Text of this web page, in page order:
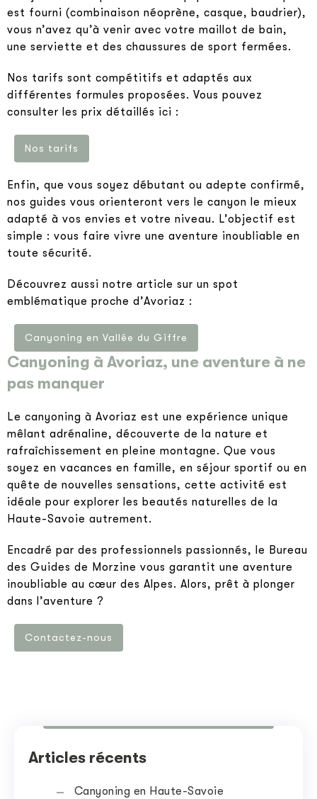
est fourni (combinaison néoprène, casque, baudrier),
vous n’avez qu’à venir avec votre maillot de bain,
une serviette et des chaussures de sport fermées.
Nos tarifs sont compétitifs et adaptés aux
différentes formules proposées. Vous pouvez
consulter les prix détaillés ici :
Nos tarifs
Enfin, que vous soyez débutant ou adepte confirmé,
nos guides vous orienteront vers le canyon le mieux
adapté à vos envies et votre niveau. L’objectif est
simple : vous faire vivre une aventure inoubliable en
toute sécurité.
Découvrez aussi notre article sur un spot
emblématique proche d’Avoriaz :
Canyoning en Vallée du Giffre
Canyoning à Avoriaz, une aventure à ne
pas manquer
Le canyoning à Avoriaz est une expérience unique
mêlant adrénaline, découverte de la nature et
rafraîchissement en pleine montagne. Que vous
soyez en vacances en famille, en séjour sportif ou en
quête de nouvelles sensations, cette activité est
idéale pour explorer les beautés naturelles de la
Haute-Savoie autrement.
Encadré par des professionnels passionnés, le Bureau
des Guides de Morzine vous garantit une aventure
inoubliable au cœur des Alpes. Alors, prêt à plonger
dans l’aventure ?
Contactez-nous
Articles récents
Canyoning en Haute-Savoie